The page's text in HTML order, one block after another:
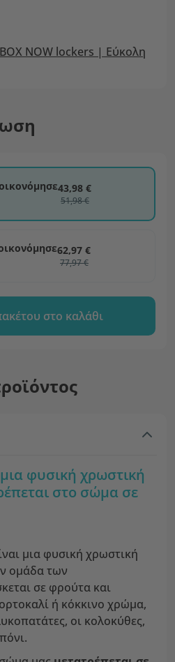
NOW lockers | Εύκολη
43,98 €
51,98 €
62,97 €
77,97 €
στο καλάθι
φυσική χρωστική
στο σώμα σε
μια φυσική χρωστική
ομάδα των
σε φρούτα και
ή κόκκινο χρώμα,
οι κολοκύθες,